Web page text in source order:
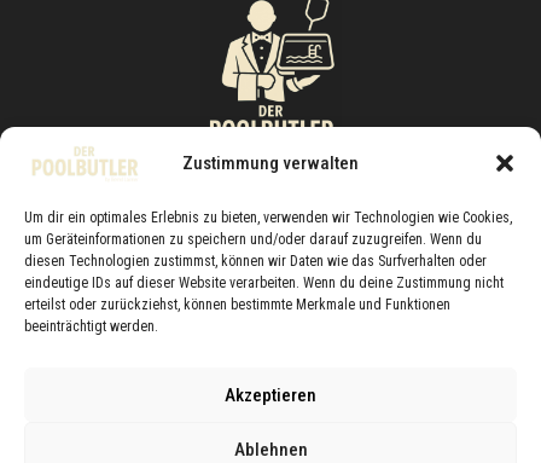
Zustimmung verwalten
Um dir ein optimales Erlebnis zu bieten, verwenden wir Technologien wie Cookies,
um Geräteinformationen zu speichern und/oder darauf zuzugreifen. Wenn du
diesen Technologien zustimmst, können wir Daten wie das Surfverhalten oder
eindeutige IDs auf dieser Website verarbeiten. Wenn du deine Zustimmung nicht
erteilst oder zurückziehst, können bestimmte Merkmale und Funktionen
beeinträchtigt werden.
Akzeptieren
Ablehnen
Der Poolbutler
Bernd Laimer
Hutterstrasse 4